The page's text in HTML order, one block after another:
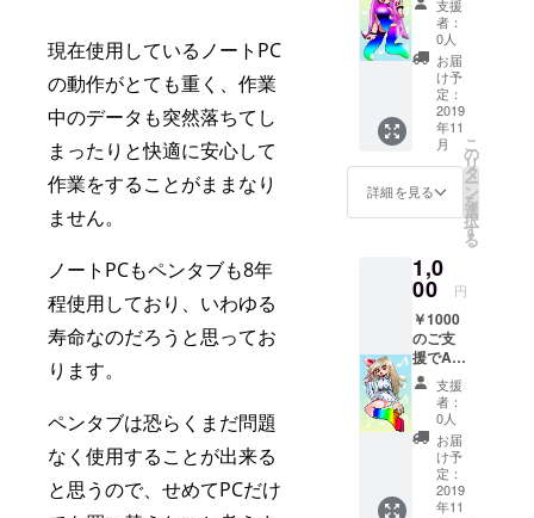
現在使用しているノートPC
の動作がとても重く、作業
中のデータも突然落ちてし
まったりと快適に安心して
作業をすることがままなり
ません。
ノートPCもペンタブも8年
程使用しており、いわゆる
寿命なのだろうと思ってお
ります。
ペンタブは恐らくまだ問題
なく使用することが出来る
と思うので、せめてPCだけ
ご支援
でポス
トカー
ドにイ
ラスト
にを添
えたも
のを贈
らせて
いただ
きま
す。
はデザ
インの
サンプ
ルとな
りま
す。
縦、横
５mm
～６
mm程
の余白
がござ
いま
す。) ※
支援
者：
0人
お届
け予
定：
2019
年11
月
詳細を見る
こ
の
リ
タ
ー
ン
を
選
択
す
る
1,0
00 円
￥1000
のご支
援でA4
光沢紙
印刷イ
ラスト
を贈ら
せてい
ただき
ます。
（画像
支援
者：
0人
お届
け予
定：
2019
年11